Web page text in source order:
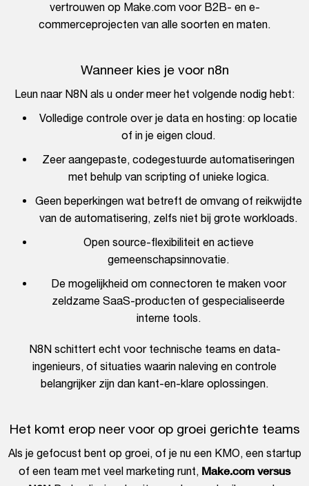
vertrouwen op Make.com voor B2B- en e-
commerceprojecten van alle soorten en maten.
Wanneer kies je voor n8n
Leun naar N8N als u onder meer het volgende nodig hebt:
Volledige controle over je data en hosting: op locatie
of in je eigen cloud.
Zeer aangepaste, codegestuurde automatiseringen
met behulp van scripting of unieke logica.
Geen beperkingen wat betreft de omvang of reikwijdte
van de automatisering, zelfs niet bij grote workloads.
Open source-flexibiliteit en actieve
gemeenschapsinnovatie.
De mogelijkheid om connectoren te maken voor
zeldzame SaaS-producten of gespecialiseerde
interne tools.
N8N schittert echt voor technische teams en data-
ingenieurs, of situaties waarin naleving en controle
belangrijker zijn dan kant-en-klare oplossingen.
Het komt erop neer voor op groei gerichte teams
Als je gefocust bent op groei, of je nu een KMO, een startup
of een team met veel marketing runt, Make.com versus